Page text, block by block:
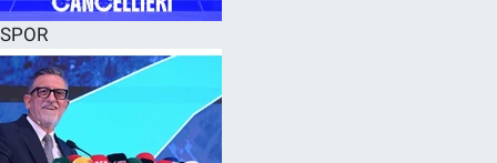
SPOR